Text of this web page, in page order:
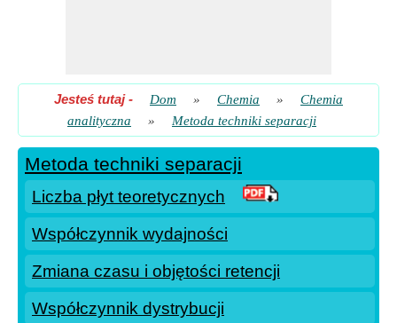
Jesteś tutaj- Dom » Chemia »
Chemia
analityczna
» Metoda techniki separacji
Metoda techniki separacji
Liczba płyt teoretycznych
Współczynnik wydajności
Zmiana czasu i objętości retencji
Współczynnik dystrybucji